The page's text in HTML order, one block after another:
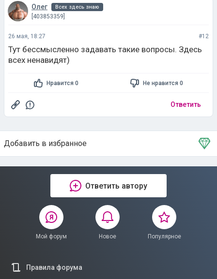
Олег Всех здесь знаю
[403853359]
26 мая, 18:27 #12
Тут бессмысленно задавать такие вопросы. Здесь
всех ненавидят)
Нравится 0 Не нравится 0
Ответить
Добавить в избранное
Тема в избранном
Ответить автору
Мой форум Новое Популярное
Правила форума